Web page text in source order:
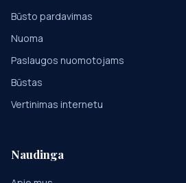
Būsto pardavimas
Nuoma
Paslaugos nuomotojams
Būstas
Vertinimas internetu
Naudinga